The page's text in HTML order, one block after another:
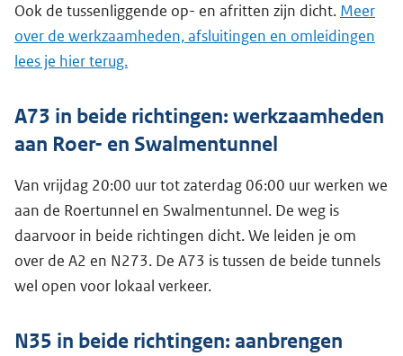
Ook de tussenliggende op- en afritten zijn dicht. Meer
over de werkzaamheden, afsluitingen en omleidingen
lees je hier terug.
A73 in beide richtingen: werkzaamheden
aan Roer- en Swalmentunnel
Van vrijdag 20:00 uur tot zaterdag 06:00 uur werken we
aan de Roertunnel en Swalmentunnel. De weg is
daarvoor in beide richtingen dicht. We leiden je om
over de A2 en N273. De A73 is tussen de beide tunnels
wel open voor lokaal verkeer.
N35 in beide richtingen: aanbrengen